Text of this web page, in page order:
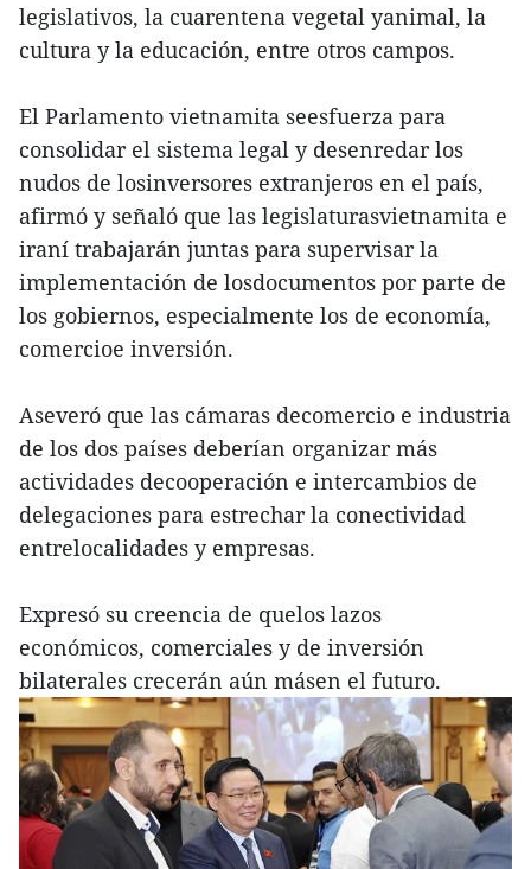
legislativos, la cuarentena vegetal yanimal, la
cultura y la educación, entre otros campos.
El Parlamento vietnamita seesfuerza para
consolidar el sistema legal y desenredar los
nudos de losinversores extranjeros en el país,
afirmó y señaló que las legislaturasvietnamita e
iraní trabajarán juntas para supervisar la
implementación de losdocumentos por parte de
los gobiernos, especialmente los de economía,
comercioe inversión.
Aseveró que las cámaras decomercio e industria
de los dos países deberían organizar más
actividades decooperación e intercambios de
delegaciones para estrechar la conectividad
entrelocalidades y empresas.
Expresó su creencia de quelos lazos
económicos, comerciales y de inversión
bilaterales crecerán aún másen el futuro.